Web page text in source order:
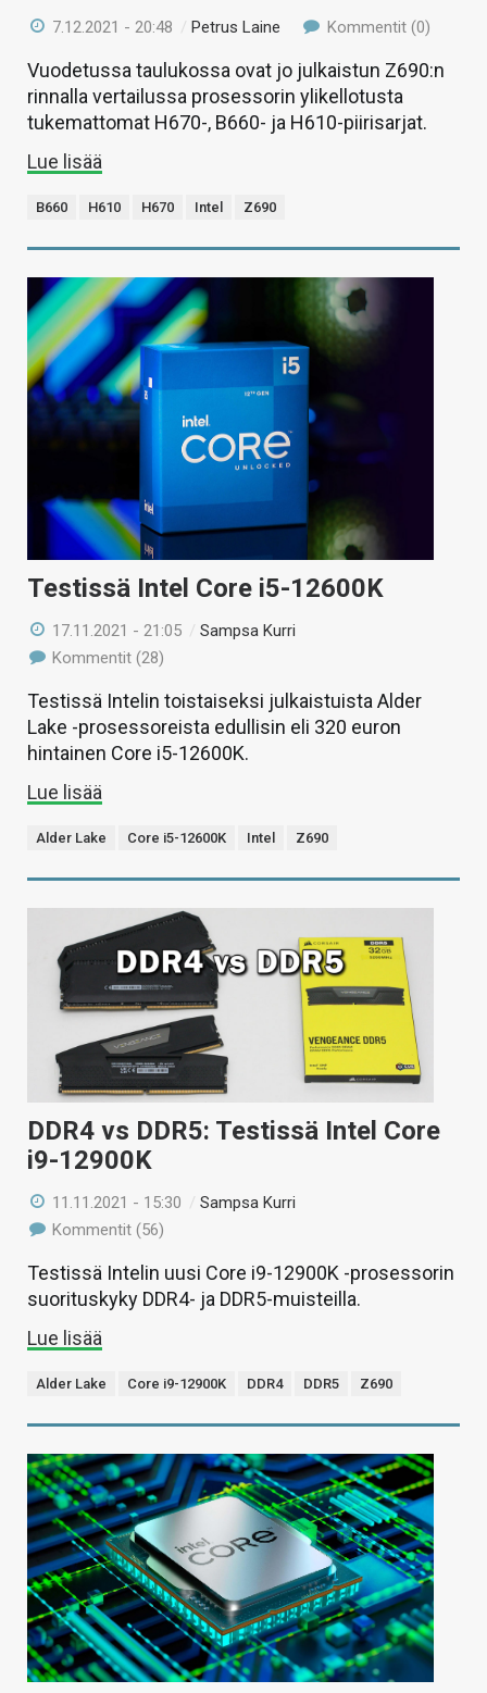
7.12.2021 - 20:48 / Petrus Laine Kommentit (0)
Vuodetussa taulukossa ovat jo julkaistun Z690:n
rinnalla vertailussa prosessorin ylikellotusta
tukemattomat H670-, B660- ja H610-piirisarjat.
Lue lisää
B660 H610 H670 Intel Z690
Testissä Intel Core i5-12600K
17.11.2021 - 21:05 /Sampsa Kurri
Kommentit (28)
Testissä Intelin toistaiseksi julkaistuista Alder
Lake -prosessoreista edullisin eli 320 euron
hintainen Core i5-12600K.
Lue lisää
Alder Lake Core i5-12600K Intel Z690
DDR4 vs DDR5: Testissä Intel Core
i9-12900K
11.11.2021 - 15:30 /Sampsa Kurri
Kommentit (56)
Testissä Intelin uusi Core i9-12900K -prosessorin
suorituskyky DDR4- ja DDR5-muisteilla.
Lue lisää
Alder Lake Core i9-12900K DDR4 DDR5 Z690